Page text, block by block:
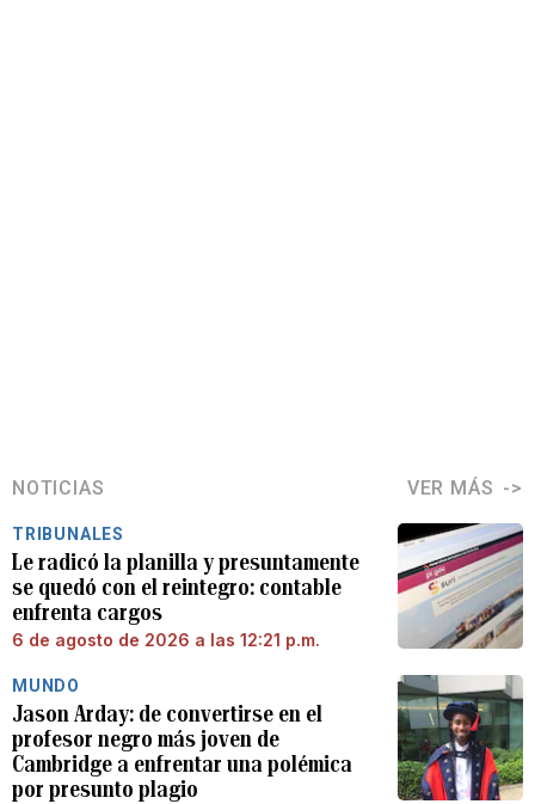
NOTICIAS VER MÁS
TRIBUNALES
Le radicó la planilla y presuntamente
se quedó con el reintegro: contable
enfrenta cargos
6 de agosto de 2026 a las 12:21 p.m.
MUNDO
Jason Arday: de convertirse en el
profesor negro más joven de
Cambridge a enfrentar una polémica
por presunto plagio